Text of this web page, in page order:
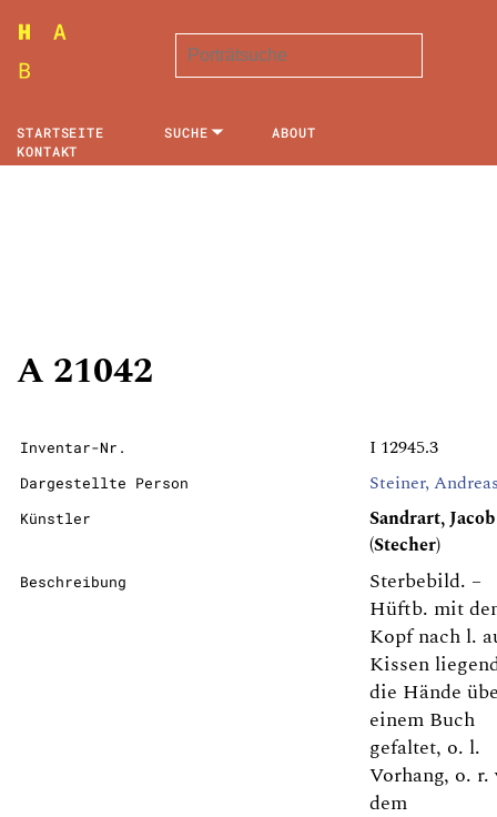
STARTSEITE SUCHE
ABOUT
KONTAKT
A 21042
Inventar-Nr. I 12945.3
Dargestellte Person Steiner,
Künstler
Sandrart,
(Stecher)
Beschreibung
Sterbebild. –
Hüftb. mit
Kopf nach l.
Kissen
die Hände
einem Buch
gefaltet, o. l.
Vorhang, o. r.
dem